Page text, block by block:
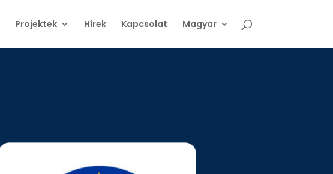
Projektek Hírek Kapcsolat Magyar